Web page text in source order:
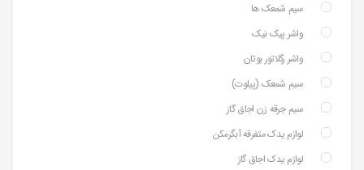
سیم شمعک ها
واشر پیک نیک
واشر رگلاتور بوتان
سیم شمعک (پیلوت)
سیم جرقه زن اجاق گاز
لوازم یدک متفرقه آبگرمکن
لوازم یدک اجاق گاز